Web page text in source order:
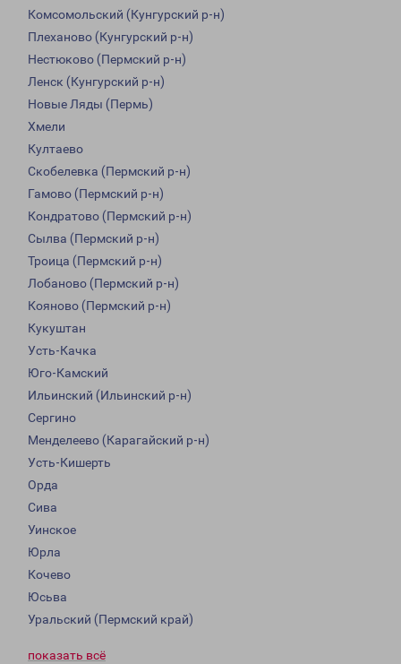
Комсомольский (Кунгурский р-н)
Плеханово (Кунгурский р-н)
Нестюково (Пермский р-н)
Ленск (Кунгурский р-н)
Новые Ляды (Пермь)
Хмели
Култаево
Скобелевка (Пермский р-н)
Гамово (Пермский р-н)
Кондратово (Пермский р-н)
Сылва (Пермский р-н)
Троица (Пермский р-н)
Лобаново (Пермский р-н)
Кояново (Пермский р-н)
Кукуштан
Усть-Качка
Юго-Камский
Ильинский (Ильинский р-н)
Сергино
Менделеево (Карагайский р-н)
Усть-Кишерть
Орда
Сива
Уинское
Юрла
Кочево
Юсьва
Уральский (Пермский край)
показать всё